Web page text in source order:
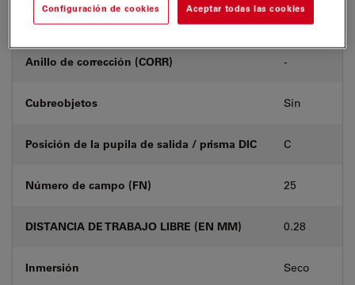
Número de producto 11506520
Anillo de corrección (CORR) -
Cubreobjetos Sin
Posición de la pupila de salida / prisma DIC C
Número de campo (FN) 25
DISTANCIA DE TRABAJO LIBRE (EN MM) 0.28
Inmersión Seco
Configuración de cookies Aceptar todas las cookies